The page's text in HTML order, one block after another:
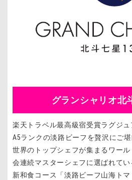
グランシャリオ北
楽天トラベル最高級宿受賞ラグジ
A5ランクの淡路ビーフを贅沢にご堪
世界のトップシェフが集まるワー
会連続マスターシェフに選ばれて
新和食コース「淡路ビーフ山海ト